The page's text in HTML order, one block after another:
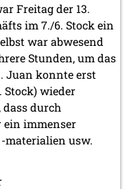
Freitag der 13.
im 7./6. Stock ein
war abwesend
Stunden, um das
Juan konnte erst
Stock) wieder
durch
ein immenser
-materialien usw.